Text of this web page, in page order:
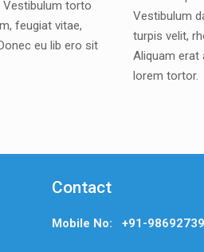
torto
feugiat vitae,
eu lib ero sit
Vestibulum
turpis velit,
Aliquam erat
lorem tortor.
Contact
Mobile No: +91-